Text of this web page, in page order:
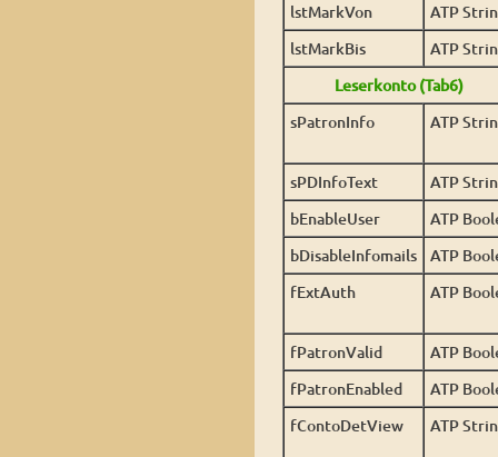
lstMarkVon
ATP
lstMarkBis
ATP
Leserkonto (Tab6)
sPatronInfo
ATP
sPDInfoText
ATP
bEnableUser
ATP
bDisableInfomails
ATP
fExtAuth
ATP
fPatronValid
ATP
fPatronEnabled
ATP
fContoDetView
ATP